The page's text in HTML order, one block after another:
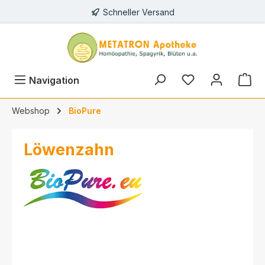
Schneller Versand
Navigation
Webshop BioPure
Löwenzahn